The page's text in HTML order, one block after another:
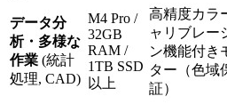
データ分
析・多様な
作業 (統計
処理, CAD)
M4 Pro /
32GB
RAM /
1TB SSD
以上
高精度カラ
ャリブレー
ン機能付き
ター（色域
証）